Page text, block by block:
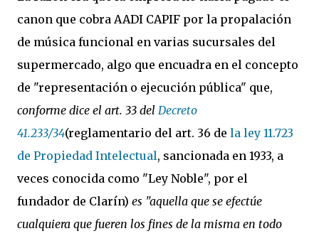
canon que cobra AADI CAPIF por la propalación
de música funcional en varias sucursales del
supermercado, algo que encuadra en el concepto
de "representación o ejecución pública" que,
conforme dice el art. 33 del Decreto
41.233/34(reglamentario del art. 36 de la ley 11.723
de Propiedad Intelectual, sancionada en 1933, a
veces conocida como "Ley Noble", por el
fundador de Clarín) es "aquella que se efectúe
cualquiera que fueren los fines de la misma en todo